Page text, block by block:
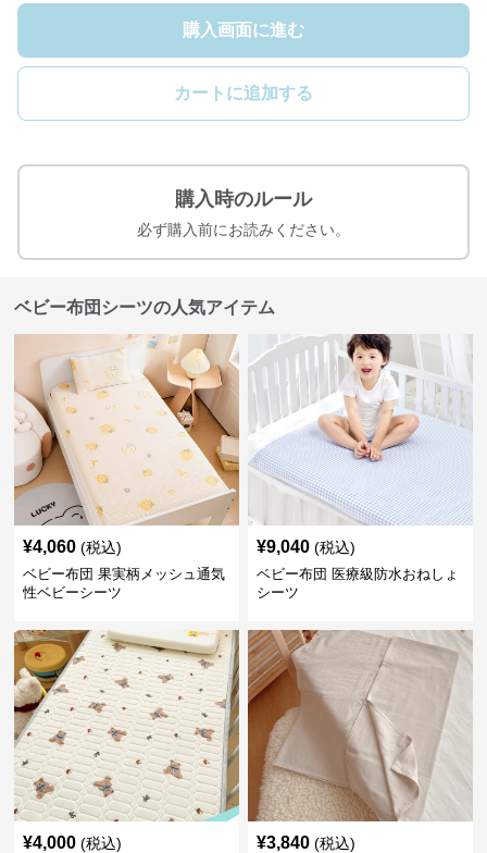
購入画面に進む
カートに追加する
購入時のルール
必ず購入前にお読みください。
ベビー布団シーツの人気アイテム
¥4,060 (税込)
ベビー布団 果実柄メッシュ通気
性ベビーシーツ
¥9,040 (税込)
ベビー布団 医療級防水おねしょ
シーツ
¥4,000 (税込) ¥3,840 (税込)